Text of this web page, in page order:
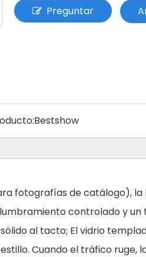
Preguntar
Bestshow
fotografías de catálogo), la
controlado y
al tacto; El vidrio
Cuando el tráfico ruge,